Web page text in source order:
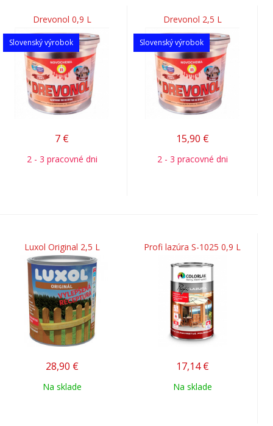
Drevonol 0,9 L
Slovenský výrobok
7 €
2 - 3 pracovné dni
Drevonol 2,5 L
Slovenský výrobok
15,90 €
2 - 3 pracovné dni
Luxol Original 2,5 L
28,90 €
Na sklade
Profi lazúra S-1025 0,9 L
17,14 €
Na sklade